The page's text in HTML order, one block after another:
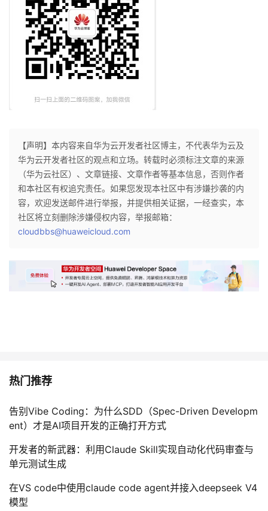
【声明】本内容来自华为云开发者社区博主，不代表华为云及
华为云开发者社区的观点和立场。转载时必须标注文章的来源
（华为云社区）、文章链接、文章作者等基本信息，否则作者
和本社区有权追究责任。如果您发现本社区中有涉嫌抄袭的内
容，欢迎发送邮件进行举报，并提供相关证据，一经查实，本
社区将立刻删除涉嫌侵权内容，举报邮箱：
cloudbbs@huaweicloud.com
热门推荐
告别Vibe Coding：为什么SDD（Spec-Driven Developm
ent）才是AI项目开发的正确打开方式
开发者的新武器：利用Claude Skill实现自动化代码审查与
单元测试生成
在VS code中使用claude code agent并接入deepseek V4
模型